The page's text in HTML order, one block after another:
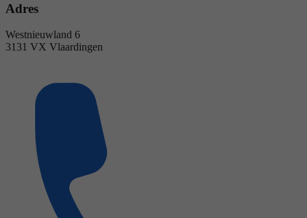
Adres
Westnieuwland 6
3131 VX Vlaardingen